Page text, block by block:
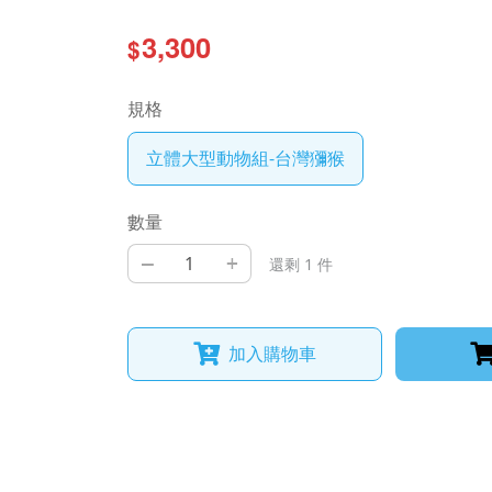
$3,300
規格
立體大型動物組-台灣獼猴
數量
– + 還剩 1 件
加入購物車